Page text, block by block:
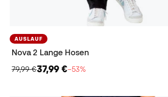
AUSLAUF
Nova 2 Lange Hosen
79,99 €37,99 €−53%